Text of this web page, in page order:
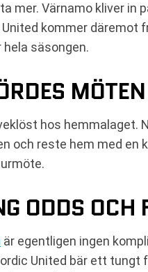
mer. Värnamo kliver in
United kommer däremot
hela säsongen.
hos hemmalaget.
och reste hem med
ODDS OCH
är egentligen ingen
United bär ett